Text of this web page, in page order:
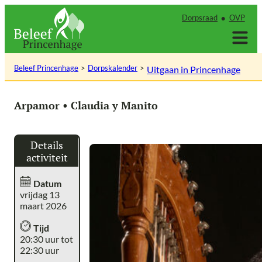
inhoud
Dorpsraad OVP
Beleef Princenhage Dorpskalender Uitgaan in Princenhage
Arpamor • Claudia y Manito
Details
activiteit
Datum
vrijdag 13
maart 2026
Tijd
20:30 uur tot
22:30 uur